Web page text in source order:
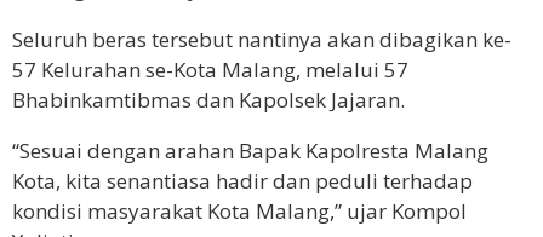
Seluruh beras tersebut nantinya akan dibagikan ke-
57 Kelurahan se-Kota Malang, melalui 57
Bhabinkamtibmas dan Kapolsek Jajaran.
“Sesuai dengan arahan Bapak Kapolresta Malang
Kota, kita senantiasa hadir dan peduli terhadap
kondisi masyarakat Kota Malang,” ujar Kompol